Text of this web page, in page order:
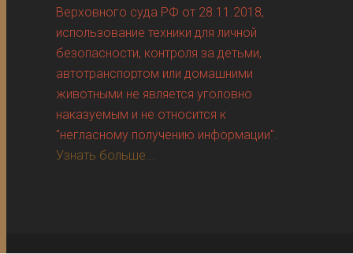
Верховного суда РФ от 28.11.2018,
использование техники для личной
безопасности, контроля за детьми,
автотранспортом или домашними
животными не является уголовно
наказуемым и не относится к
"негласному получению информации".
Узнать больше...